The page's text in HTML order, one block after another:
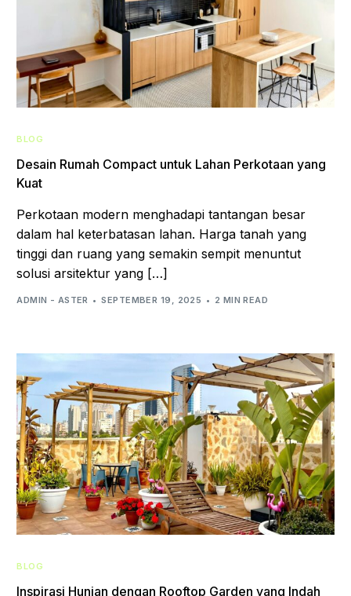
BLOG
Desain Rumah Compact untuk Lahan Perkotaan yang
Kuat
Perkotaan modern menghadapi tantangan besar
dalam hal keterbatasan lahan. Harga tanah yang
tinggi dan ruang yang semakin sempit menuntut
solusi arsitektur yang […]
ADMIN - ASTER SEPTEMBER 19, 2025 2 MIN READ
BLOG
Inspirasi Hunian dengan Rooftop Garden yang Indah